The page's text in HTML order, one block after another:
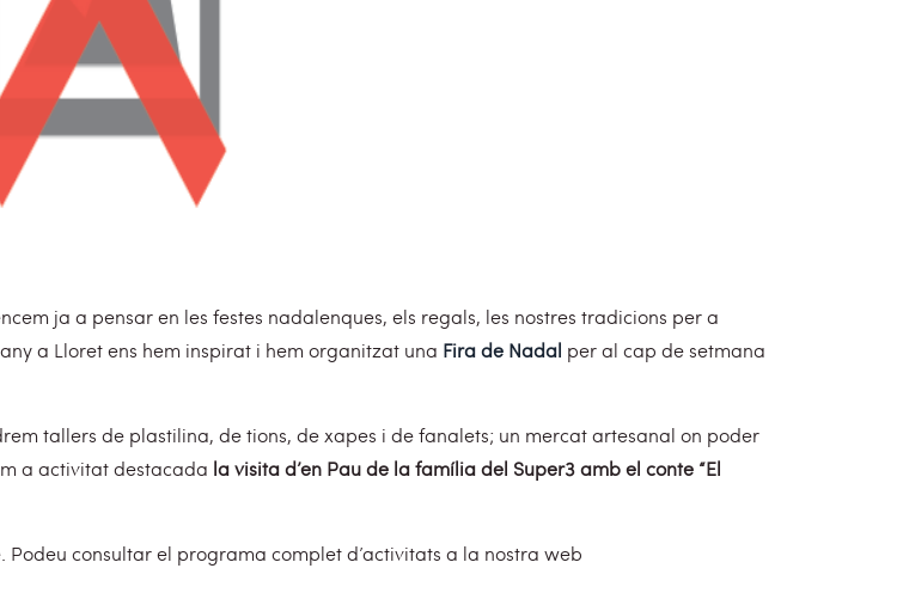
ja a pensar en les festes nadalenques, els regals, les nostres tradicions per a
a Lloret ens hem inspirat i hem organitzat una Fira de Nadal per al cap de setmana
tallers de plastilina, de tions, de xapes i de fanalets; un mercat artesanal on poder
a activitat destacada la visita d’en Pau de la família del Super3 amb el conte “El
consultar el programa complet d’activitats a la nostra web